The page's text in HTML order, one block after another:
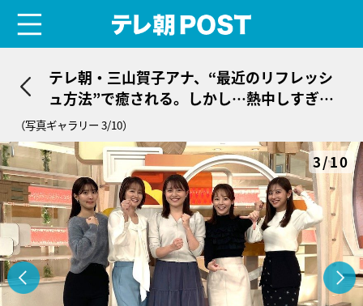
テレ朝・三山賀子アナ、“最近のリフレッシ
ュ方法”で癒される。しかし…熱中しすぎて
肩が凝ってしまうことも
（写真ギャラリー 3/10）
3/10